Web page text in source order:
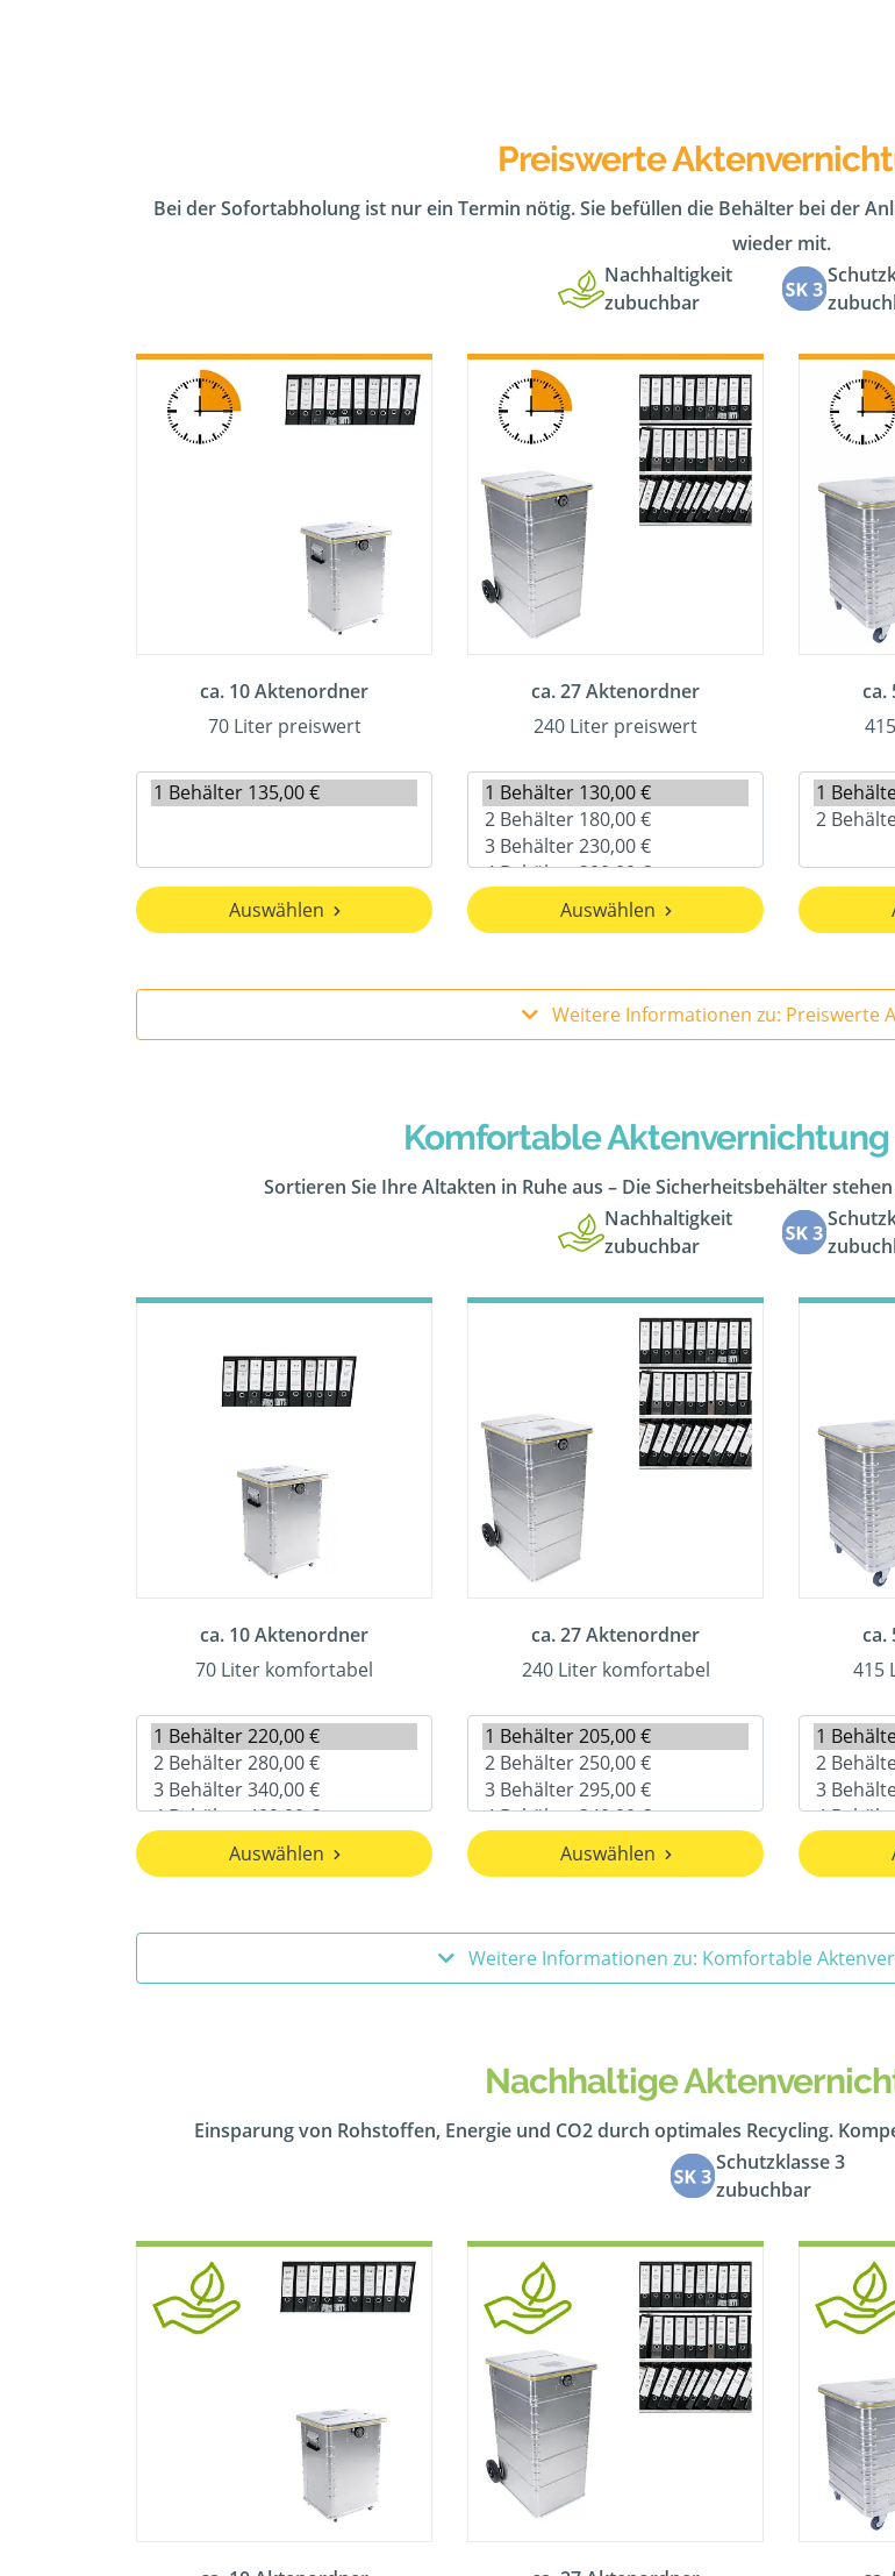
Preiswerte
Bei der Sofortabholung ist nur ein Termin nötig. Sie befüllen die Behälter bei der
wieder mit.
Nachhaltigkeit
zubuchbar
ca. 10 Aktenordner
70 Liter preiswert
Auswählen
ca. 27 Aktenordner
240 Liter preiswert
Auswählen
ca.
Weitere Informationen zu: Preiswerte
Komfortable
Sortieren Sie Ihre Altakten in Ruhe aus – Die Sicherheitsbehälter
Nachhaltigkeit
zubuchbar
ca. 10 Aktenordner
70 Liter komfortabel
Auswählen
ca. 27 Aktenordner
240 Liter komfortabel
Auswählen
ca.
415
Weitere Informationen zu: Komfortable
Nachhaltige
Einsparung von Rohstoffen, Energie und CO2 durch optimales Recycling.
Schutzklasse 3
zubuchbar